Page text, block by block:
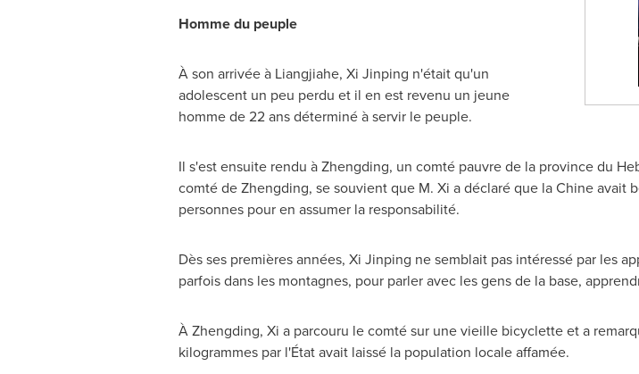
Homme du peuple
À son arrivée à Liangjiahe, Xi Jinping n'était qu'un
adolescent un peu perdu et il en est revenu un jeune
homme de 22 ans déterminé à servir le peuple.
Il s'est ensuite rendu à Zhengding, un comté pauvre de la province du
comté de Zhengding, se souvient que M. Xi a déclaré que la Chine avait
personnes pour en assumer la responsabilité.
Dès ses premières années, Xi Jinping ne semblait pas intéressé par les
parfois dans les montagnes, pour parler avec les gens de la base,
À Zhengding, Xi a parcouru le comté sur une vieille bicyclette et a
kilogrammes par l'État avait laissé la population locale affamée.